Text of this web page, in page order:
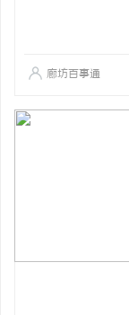
廊坊百事通